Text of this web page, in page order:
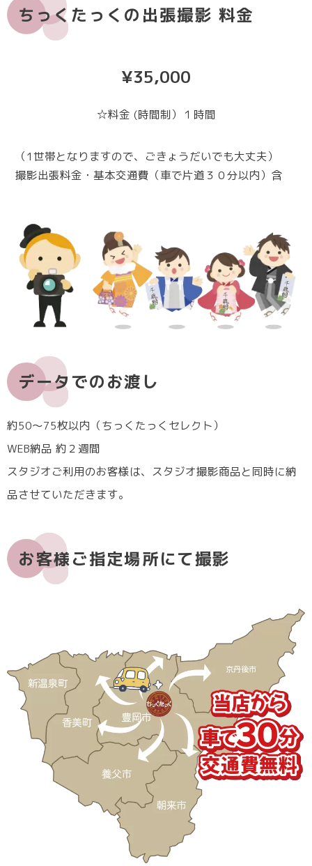
ちっくたっくの出張撮影 料金
¥35,000
☆料金 (時間制）１時間
（1世帯となりますので、ごきょうだいでも大丈夫）
撮影出張料金・基本交通費（車で片道３０分以内）含
データでのお渡し
約50〜75枚以内（ちっくたっくセレクト）
WEB納品 約２週間
スタジオご利用のお客様は、スタジオ撮影商品と同時に納
品させていただきます。
お客様ご指定場所にて撮影